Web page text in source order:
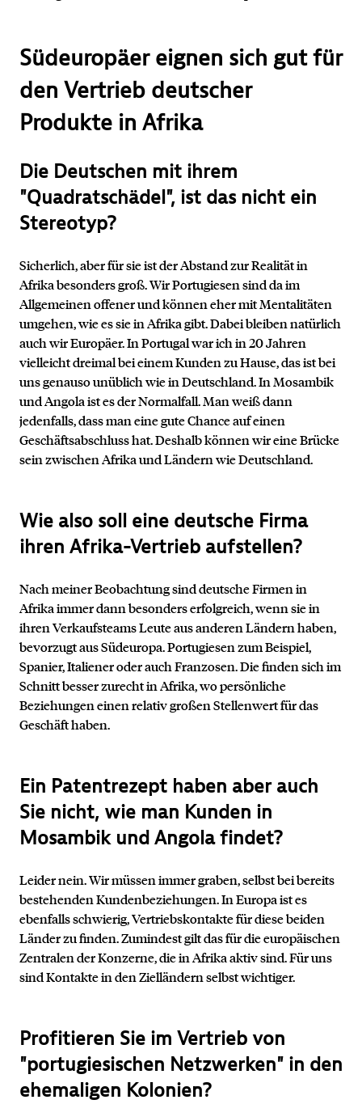
Südeuropäer eignen sich gut für
den Vertrieb deutscher
Produkte in Afrika
Die Deutschen mit ihrem
"Quadratschädel", ist das nicht ein
Stereotyp?
Sicherlich, aber für sie ist der Abstand zur Realität in
Afrika besonders groß. Wir Portugiesen sind da im
Allgemeinen offener und können eher mit Mentalitäten
umgehen, wie es sie in Afrika gibt. Dabei bleiben natürlich
auch wir Europäer. In Portugal war ich in 20 Jahren
vielleicht dreimal bei einem Kunden zu Hause, das ist bei
uns genauso unüblich wie in Deutschland. In Mosambik
und Angola ist es der Normalfall. Man weiß dann
jedenfalls, dass man eine gute Chance auf einen
Geschäftsabschluss hat. Deshalb können wir eine Brücke
sein zwischen Afrika und Ländern wie Deutschland.
Wie also soll eine deutsche Firma
ihren Afrika-Vertrieb aufstellen?
Nach meiner Beobachtung sind deutsche Firmen in
Afrika immer dann besonders erfolgreich, wenn sie in
ihren Verkaufsteams Leute aus anderen Ländern haben,
bevorzugt aus Südeuropa. Portugiesen zum Beispiel,
Spanier, Italiener oder auch Franzosen. Die finden sich im
Schnitt besser zurecht in Afrika, wo persönliche
Beziehungen einen relativ großen Stellenwert für das
Geschäft haben.
Ein Patentrezept haben aber auch
Sie nicht, wie man Kunden in
Mosambik und Angola findet?
Leider nein. Wir müssen immer graben, selbst bei bereits
bestehenden Kundenbeziehungen. In Europa ist es
ebenfalls schwierig, Vertriebskontakte für diese beiden
Länder zu finden. Zumindest gilt das für die europäischen
Zentralen der Konzerne, die in Afrika aktiv sind. Für uns
sind Kontakte in den Zielländern selbst wichtiger.
Profitieren Sie im Vertrieb von
"portugiesischen Netzwerken" in den
ehemaligen Kolonien?